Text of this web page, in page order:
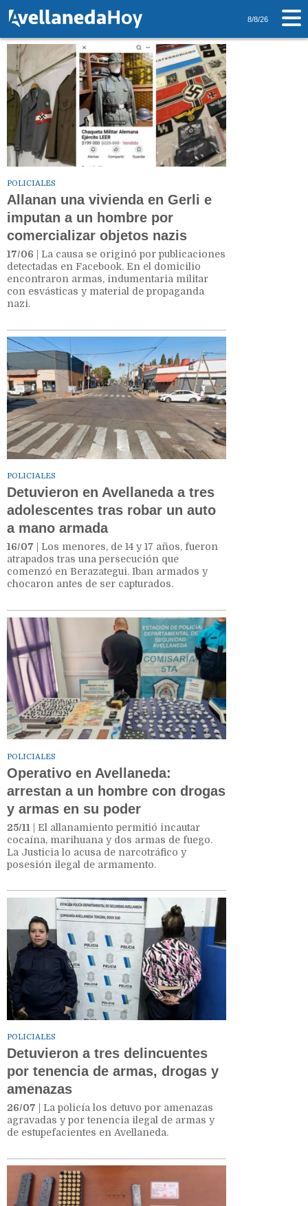
8/8/26
Tag: Armas
POLICIALES
Allanan una vivienda en Gerli e
imputan a un hombre por
comercializar objetos nazis
17/06 | La causa se originó por publicaciones
detectadas en Facebook. En el domicilio
encontraron armas, indumentaria militar
con esvásticas y material de propaganda
nazi.
POLICIALES
Detuvieron en Avellaneda a tres
adolescentes tras robar un auto
a mano armada
16/07 | Los menores, de 14 y 17 años, fueron
atrapados tras una persecución que
comenzó en Berazategui. Iban armados y
chocaron antes de ser capturados.
POLICIALES
Operativo en Avellaneda:
arrestan a un hombre con drogas
y armas en su poder
25/11 | El allanamiento permitió incautar
cocaína, marihuana y dos armas de fuego.
La Justicia lo acusa de narcotráfico y
posesión ilegal de armamento.
POLICIALES
Detuvieron a tres delincuentes
por tenencia de armas, drogas y
amenazas
26/07 | La policía los detuvo por amenazas
agravadas y por tenencia ilegal de armas y
de estupefacientes en Avellaneda.